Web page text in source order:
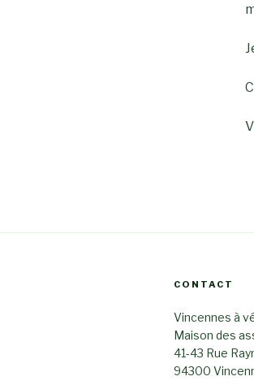
CONTACT
Vincennes à
Maison des
41-43 Rue
94300